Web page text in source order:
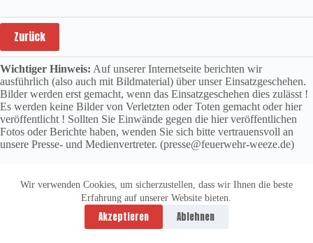
Wir verwenden Cookies, um sicherzustellen, dass wir Ihnen die beste
Erfahrung auf unserer Website bieten.
Akzeptieren Ablehnen
Zurück
Wichtiger Hinweis: Auf unserer Internetseite berichten wir
ausführlich (also auch mit Bildmaterial) über unser Einsatzgeschehen.
Bilder werden erst gemacht, wenn das Einsatzgeschehen dies zulässt !
Es werden keine Bilder von Verletzten oder Toten gemacht oder hier
veröffentlicht ! Sollten Sie Einwände gegen die hier veröffentlichen
Fotos oder Berichte haben, wenden Sie sich bitte vertrauensvoll an
unsere Presse- und Medienvertreter. (presse@feuerwehr-weeze.de)
Datenschutzerklärung
Impressum
Copyright © 2026 -
vitolution